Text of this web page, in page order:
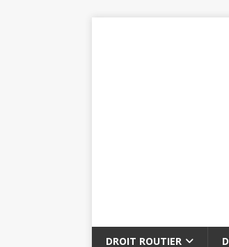
DROIT ROUTIER